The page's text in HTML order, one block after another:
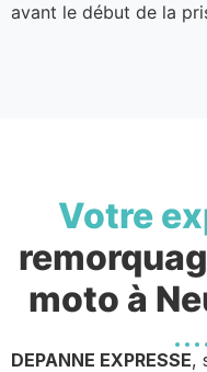
avant le début de la
Votre
moto à
DEPANNE EXPRESSE,